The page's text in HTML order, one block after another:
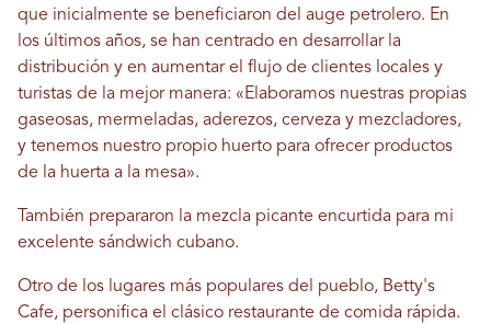
que inicialmente se beneficiaron del auge petrolero. En
los últimos años, se han centrado en desarrollar la
distribución y en aumentar el flujo de clientes locales y
turistas de la mejor manera: «Elaboramos nuestras propias
gaseosas, mermeladas, aderezos, cerveza y mezcladores,
y tenemos nuestro propio huerto para ofrecer productos
de la huerta a la mesa».
También prepararon la mezcla picante encurtida para mi
excelente sándwich cubano.
Otro de los lugares más populares del pueblo, Betty's
Cafe, personifica el clásico restaurante de comida rápida.